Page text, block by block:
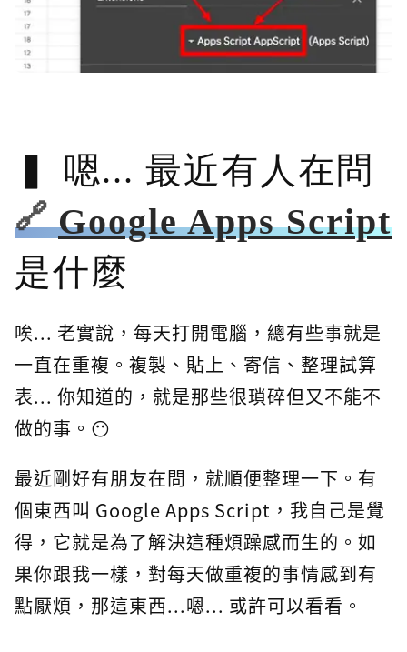
嗯... 最近有人在問
Google Apps Script
是什麼
唉... 老實說，每天打開電腦，總有些事就是
一直在重複。複製、貼上、寄信、整理試算
表... 你知道的，就是那些很瑣碎但又不能不
做的事。😶
最近剛好有朋友在問，就順便整理一下。有
個東西叫 Google Apps Script，我自己是覺
得，它就是為了解決這種煩躁感而生的。如
果你跟我一樣，對每天做重複的事情感到有
點厭煩，那這東西...嗯... 或許可以看看。